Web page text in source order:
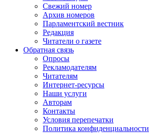
Свежий номер
Архив номеров
Парламентский вестник
Редакция
Читатели о газете
Обратная связь
Опросы
Рекламодателям
Читателям
Интернет-ресурсы
Наши услуги
Авторам
Контакты
Условия перепечатки
Политика конфиденциальности